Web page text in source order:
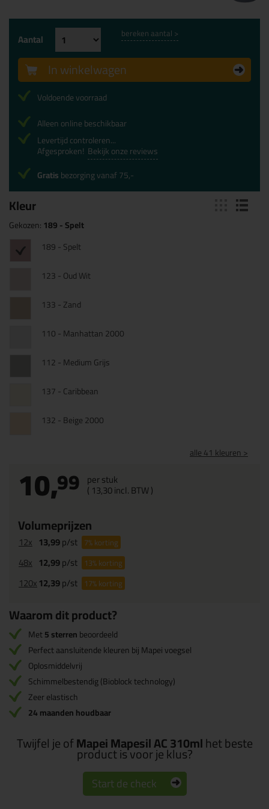
Kleur
Gekozen:189 - Spelt
189 - Spelt
123 - Oud Wit
133 - Zand
110 - Manhattan 2000
112 - Medium Grijs
137 - Caribbean
132 - Beige 2000
alle 41 kleuren >
10,99 per stuk
( 13,30incl. BTW )
Volumeprijzen
12x 13,99p/st 7%korting
48x 12,99p/st 13%korting
120x12,39p/st 17%korting
Aantal bereken aantal >
In winkelwagen
Voldoende voorraad
Alleen online beschikbaar
Levertijd controleren...
Afgesproken! Bekijk onze reviews
Gratisbezorging vanaf 75,-
Waarom dit product?
Met5 sterrenbeoordeeld
Perfect aansluitende kleuren bij Mapei voegsel
Oplosmiddelvrij
Schimmelbestendig (Bioblock technology)
Zeer elastisch
24 maanden houdbaar
Twijfel je ofMapei Mapesil AC 310mlhet beste
product is voor je klus?
Start de check